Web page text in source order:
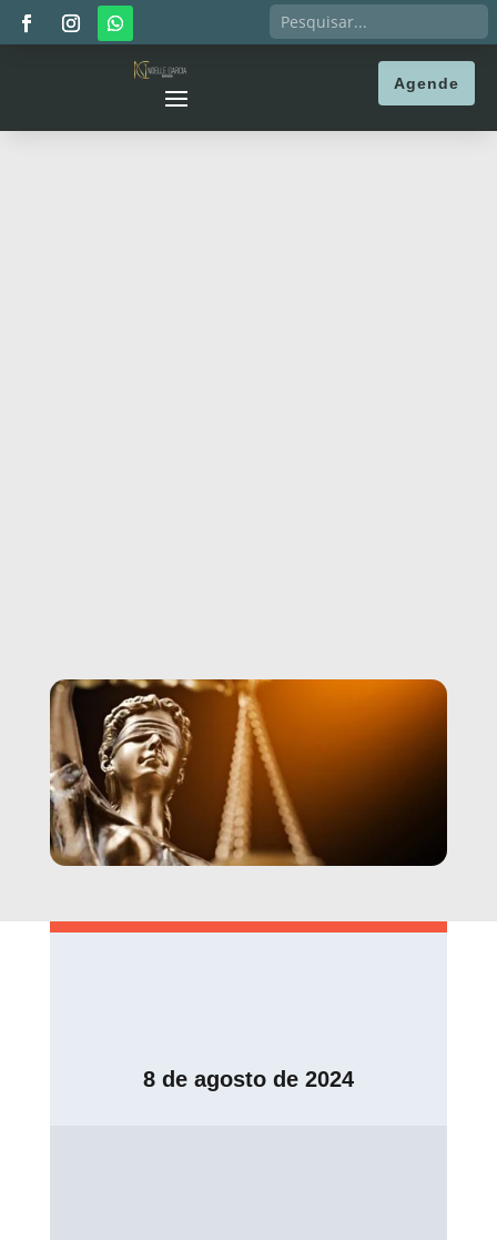
Agende
8 de agosto de 2024